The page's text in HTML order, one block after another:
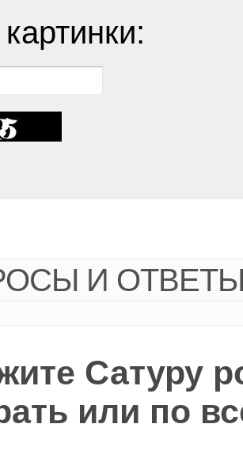
И
Сатуру
или по